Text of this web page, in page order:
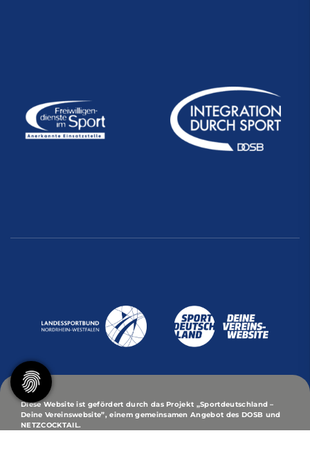
Diese Website ist gefördert durch das Projekt „Sportdeutschland –
Deine Vereinswebsite”, einem gemeinsamen Angebot des DOSB und
NETZCOCKTAIL.